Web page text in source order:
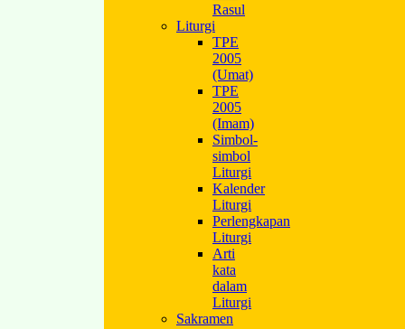
Rasul
Liturgi
TPE
2005
(Umat)
TPE
2005
(Imam)
Simbol-
simbol
Liturgi
Kalender
Liturgi
Perlengkapan
Liturgi
Arti
kata
dalam
Liturgi
Sakramen